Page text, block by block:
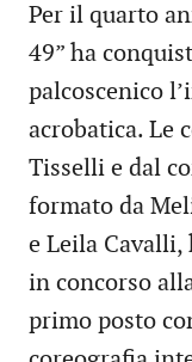
Per il quarto
49” ha
palcoscenico
acrobatica. Le
Tisselli e dal
formato da
e Leila
in concorso
primo posto